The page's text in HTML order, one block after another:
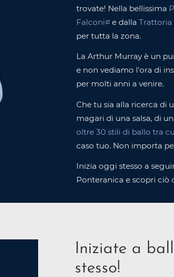
trovate! Nella bellissima
Falconi
e dalla Trattoria
per tutta la zona.
La Arthur Murray è un
e non vediamo l'ora di
per molti anni a venire.
Che tu sia alla ricerca di
magari di una salsa, di
oltre 30 stili di ballo tra
caso tuo. Non importa
Inizia oggi stesso a
Ponteranica e scopri ciò
Iniziate a
stesso!